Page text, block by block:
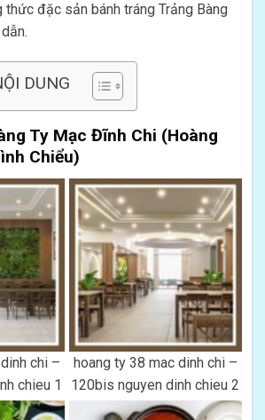
thức đặc sản bánh tráng Trảng Bàng
DUNG
Ty Mạc Đĩnh Chi (Hoàng
Chiểu)
chi –
chieu 1
hoang ty 38 mac dinh chi –
120bis nguyen dinh chieu 2